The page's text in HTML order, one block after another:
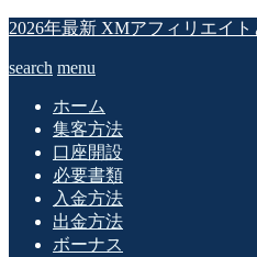
2026年最新 XMアフィリエイト
search menu
ホーム
集客方法
口座開設
必要書類
入金方法
出金方法
ボーナス